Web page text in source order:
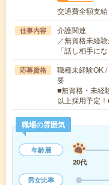
交通費全額支給
仕事内容
介護関連
／無資格未経
「話し相手に
応募資格
職種未経験OK
要
■無資格・未経
以上採用予定
職場の雰囲気
年齢層
20代
男女比率